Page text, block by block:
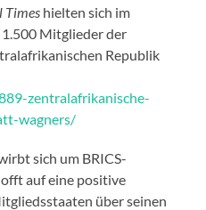
Times hielten sich im
1.500 Mitglieder der
Republik
zentralafrikanische-
wagners/
sich um BRICS-
auf eine positive
über seinen